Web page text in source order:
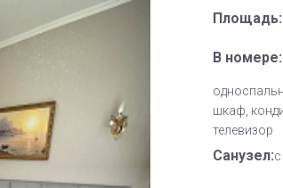
Площадь:
В номере:
шкаф,
телевизор
Санузел: